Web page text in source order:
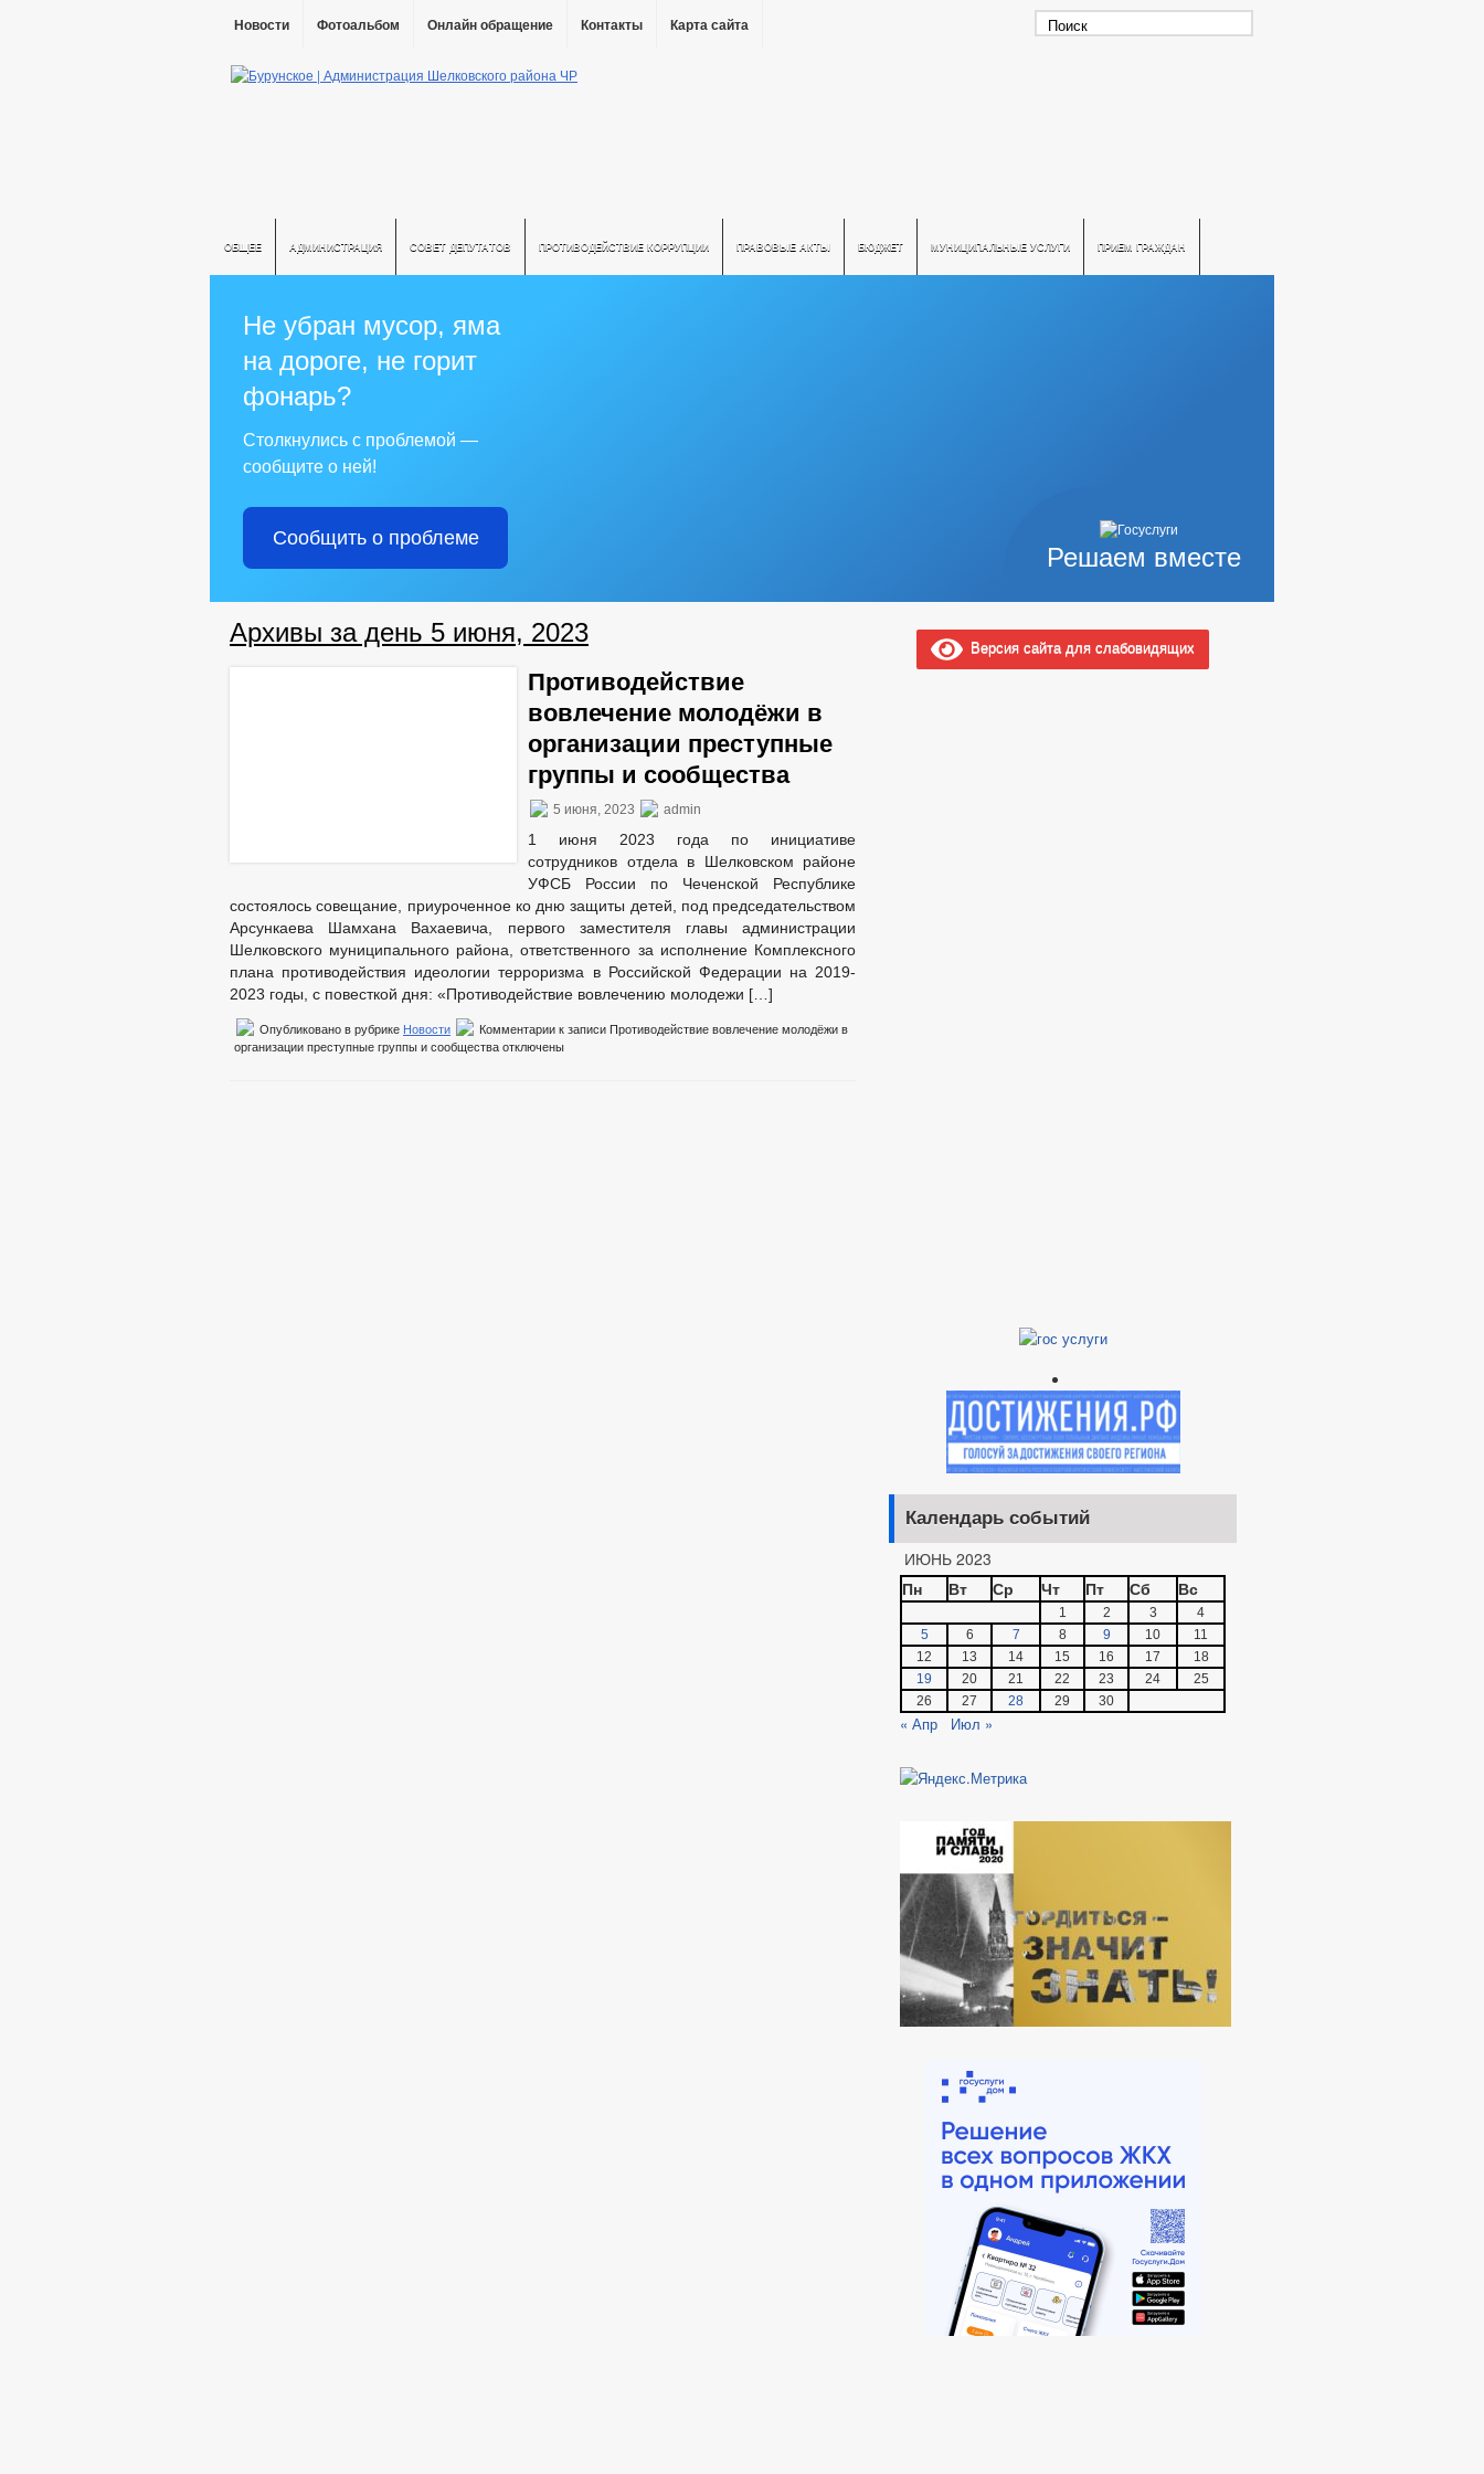
Новости Фотоальбом Онлайн обращение Контакты Карта сайта
ОБЩЕЕ АДМИНИСТРАЦИЯ СОВЕТ ДЕПУТАТОВ ПРОТИВОДЕЙСТВИЕ КОРРУПЦИИ ПРАВОВЫЕ АКТЫ БЮДЖЕТ МУНИЦИПАЛЬНЫЕ УСЛУГИ ПРИЕМ ГРАЖДАН
Решаем вместе
Не убран мусор, яма
на дороге, не горит
фонарь?
Столкнулись с проблемой —
сообщите о ней!
Сообщить о проблеме
Архивы за день 5 июня, 2023
Противодействие
вовлечение молодёжи в
организации преступные
группы и сообщества
5 июня, 2023 admin
1 июня 2023 года по инициативе
сотрудников отдела в Шелковском районе
УФСБ России по Чеченской Республике
состоялось совещание, приуроченное ко дню защиты детей, под председательством
Арсункаева Шамхана Вахаевича, первого заместителя главы администрации
Шелковского муниципального района, ответственного за исполнение Комплексного
плана противодействия идеологии терроризма в Российской Федерации на 2019-
2023 годы, с повесткой дня: «Противодействие вовлечению молодежи […]
Опубликовано в рубрике Новости Комментарии к записи Противодействие вовлечение молодёжи в
организации преступные группы и сообщества отключены
Версия сайта для слабовидящих
Календарь событий
ИЮНЬ 2023
Пн
Вт Ср Чт Пт Сб Вс
1 2 3
4
5
6 7 8 9 10
11
12
13 14 15 16 17
18
19
20 21 22 23 24
25
26
27 28 29 30
« Апр Июл »